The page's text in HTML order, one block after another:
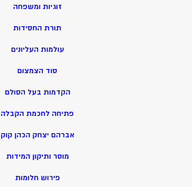
זוגיות ומשפחה
תורת החסידות
עולמות העליונים
סוד הצמצום
הקדמות בעל הסולם
פתיחה לחכמת הקבלה
אברהם יצחק הכהן קוק
מוסר ותיקון המידות
פירוש חלומות